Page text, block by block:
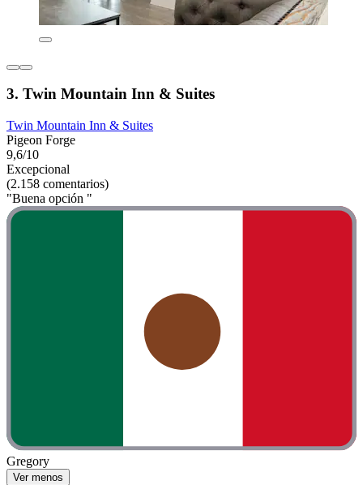
3. Twin Mountain Inn & Suites
Twin Mountain Inn & Suites
Pigeon Forge
9,6/10
Excepcional
(2.158 comentarios)
"Buena opción "
Gregory
Ver menos